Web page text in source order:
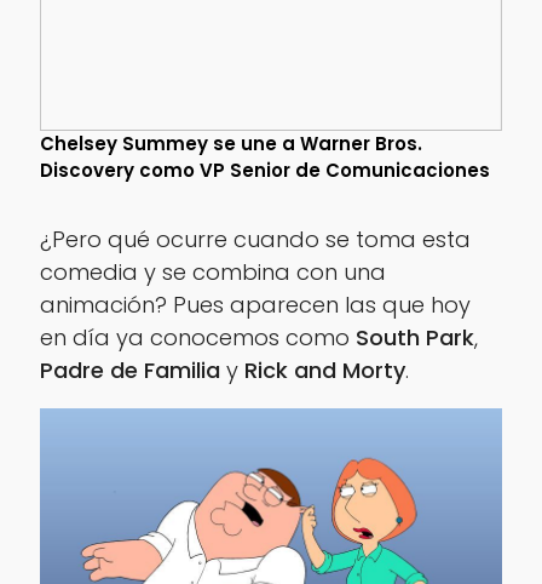
Chelsey Summey se une a Warner Bros.
Discovery como VP Senior de Comunicaciones
¿Pero qué ocurre cuando se toma esta
comedia y se combina con una
animación? Pues aparecen las que hoy
en día ya conocemos como South Park,
Padre de Familia y Rick and Morty.